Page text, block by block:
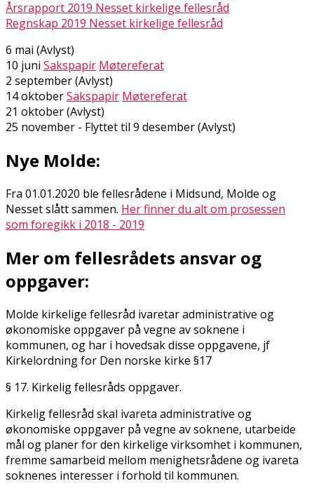
Årsrapport 2019 Nesset kirkelige fellesråd
Regnskap 2019 Nesset kirkelige fellesråd
6 mai (Avlyst)
10 juni Sakspapir Møtereferat
2 september (Avlyst)
14 oktoberSakspapir Møtereferat
21 oktober (Avlyst)
25 november - Flyttet til 9 desember (Avlyst)
Nye Molde:
Fra 01.01.2020 ble fellesrådene i Midsund, Molde og
Nesset slått sammen. Her finner du alt om prosessen
som foregikk i 2018 - 2019
Mer om fellesrådets ansvar og
oppgaver:
Molde kirkelige fellesråd ivaretar administrative og
økonomiske oppgaver på vegne av soknene i
kommunen, og har i hovedsak disse oppgavene, jf
Kirkelordning for Den norske kirke §17
§ 17. Kirkelig fellesråds oppgaver.
Kirkelig fellesråd skal ivareta administrative og
økonomiske oppgaver på vegne av soknene, utarbeide
mål og planer for den kirkelige virksomhet i kommunen,
fremme samarbeid mellom menighetsrådene og ivareta
soknenes interesser i forhold til kommunen.